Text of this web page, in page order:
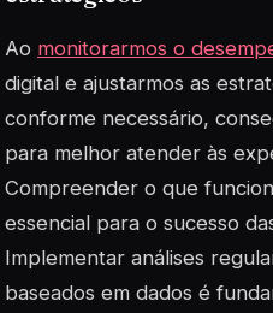
Ao monitorarmos o
digital e ajustarmos as
conforme necessário,
para melhor atender às
Compreender o que
essencial para o sucesso
Implementar análises
baseados em dados é